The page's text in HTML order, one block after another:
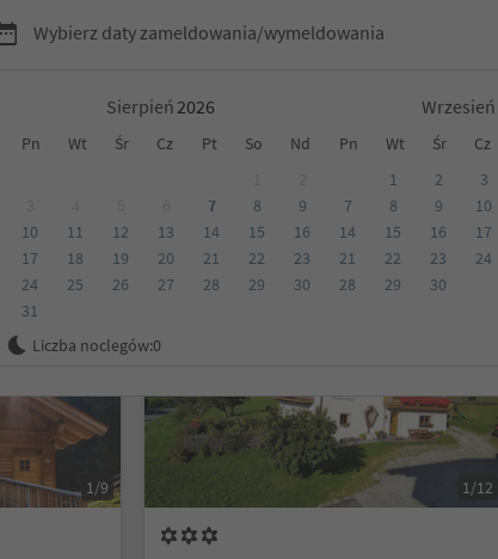
Wybierz daty zameldowania/wymeldowania
Sierpień Wrzesień
Pn Wt Śr Cz Pt So Nd Pn Wt Śr Cz
7 8
9
10
11 12 13 14 15
16
17
18 19 20 21 22
23
24
25 26 27 28 29
30
31
1 2 3
7
8 9 10
14
15 16 17
21
22 23 24
28
29 30
Liczba noclegów:0
Kategoria Opcje wyżywienia Ekologiczne zakwaterowanie
1/9 1/12